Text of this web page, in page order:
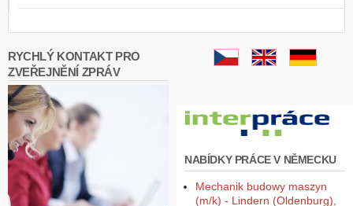
RYCHLÝ KONTAKT PRO
ZVEŘEJNĚNÍ ZPRÁV
NABÍDKY PRÁCE V NĚMECKU
Mechanik budowy maszyn
(m/k) - Lindern (Oldenburg),